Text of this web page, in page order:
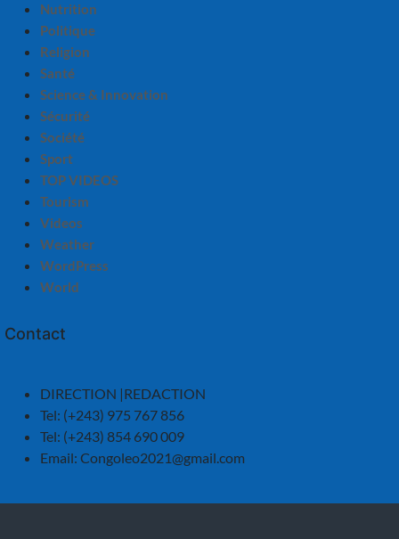
Nutrition
Politique
Religion
Santé
Science & Innovation
Sécurité
Société
Sport
TOP VIDEOS
Tourism
Videos
Weather
WordPress
World
Contact
DIRECTION |REDACTION
Tel: (+243) 975 767 856
Tel: (+243) 854 690 009
Email: Congoleo2021@gmail.com